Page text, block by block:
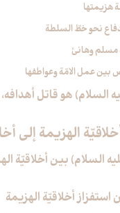
هزيمتها
نحو خطّ السلطة
مسلم وهانئ
بين عمل الامّة وعواطفها
هو قاتل أهدافه،
السلام) بين أخلاقيّة
أخلاقيّة الهزيمة